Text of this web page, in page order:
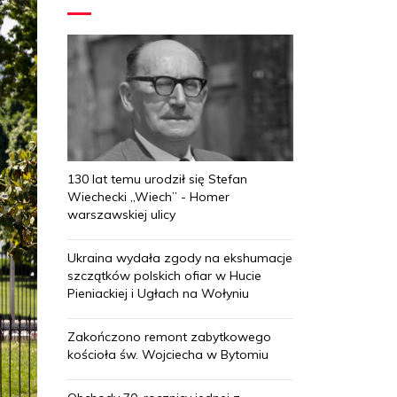
130 lat temu urodził się Stefan
Wiechecki „Wiech” - Homer
warszawskiej ulicy
Ukraina wydała zgody na ekshumacje
szczątków polskich ofiar w Hucie
Pieniackiej i Ugłach na Wołyniu
Zakończono remont zabytkowego
kościoła św. Wojciecha w Bytomiu